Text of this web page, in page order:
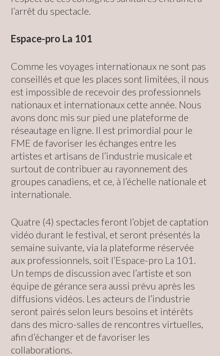
l’arrêt du spectacle.
Espace-pro La 101
Comme les voyages internationaux ne sont pas
conseillés et que les places sont limitées, il nous
est impossible de recevoir des professionnels
nationaux et internationaux cette année. Nous
avons donc mis sur pied une plateforme de
réseautage en ligne. Il est primordial pour le
FME de favoriser les échanges entre les
artistes et artisans de l’industrie musicale et
surtout de contribuer au rayonnement des
groupes canadiens, et ce, à l’échelle nationale et
internationale.
Quatre (4) spectacles feront l’objet de captation
vidéo durant le festival, et seront présentés la
semaine suivante, via la plateforme réservée
aux professionnels, soit l’Espace-pro La 101.
Un temps de discussion avec l’artiste et son
équipe de gérance sera aussi prévu après les
diffusions vidéos. Les acteurs de l’industrie
seront pairés selon leurs besoins et intérêts
dans des micro-salles de rencontres virtuelles,
afin d’échanger et de favoriser les
collaborations.